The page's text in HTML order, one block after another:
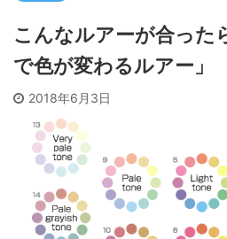
こんなルアーが合った
で色が変わるルアー」
2018年6月3日